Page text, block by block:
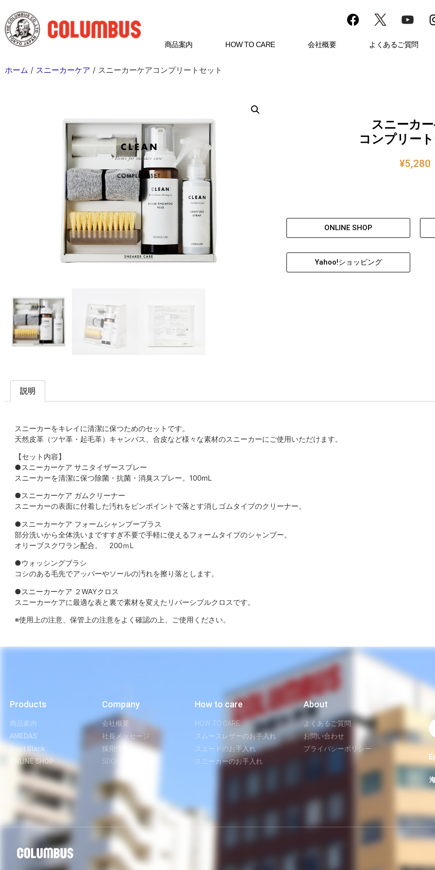
商品案内 HOW TO CARE 会社概要 よくあるご質問
ホーム / スニーカーケア / スニーカーケアコンプリートセット
スニーカ
コンプリー
¥5,280
ONLINE SHOP
Yahoo!ショッピング
説明
スニーカーをキレイに清潔に保つためのセットです。
天然皮革（ツヤ革・起毛革）キャンバス、合皮など様々な素材のスニーカーにご使用いただけます。
【セット内容】
●スニーカーケア サニタイザースプレー
スニーカーを清潔に保つ除菌・抗菌・消臭スプレー。100mL
●スニーカーケア ガムクリーナー
スニーカーの表面に付着した汚れをピンポイントで落とす消しゴムタイプのクリーナー。
●スニーカーケア フォームシャンプープラス
部分洗いから全体洗いまですすぎ不要で手軽に使えるフォームタイプのシャンプー。
オリーブスクワラン配合。 200ｍL
●ウォッシングブラシ
コシのある毛先でアッパーやソールの汚れを擦り落とします。
●スニーカーケア ２WAYクロス
スニーカーケアに最適な表と裏で素材を変えたリバーシブルクロスです。
※使用上の注意、保管上の注意をよく確認の上、ご使用ください。
Products
商品案内
AMEDAS
Boot Black
ONLINE SHOP
Company
会社概要
社長メッセージ
採用情報
SDGsの取り組み
How to care
HOW TO CARE
スムースレザーのお手入れ
スエードのお手入れ
スニーカーのお手入れ
About
よくあるご質問
お問い合わせ
プライバシーポリシー